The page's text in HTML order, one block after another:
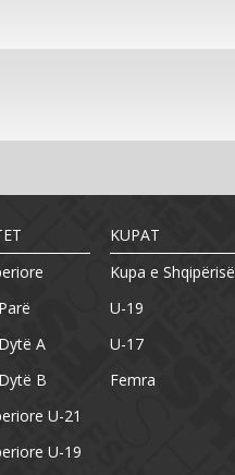
A
B
U-21
U-19
KUPAT
Kupa e Shqipërisë
U-19
U-17
Femra